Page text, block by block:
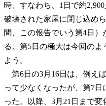
時、すなわち、1日で約
破壊された家屋に閉じ込め
間、この報告でいう第4日
る。第5日の極大は今回の
よう。
第6日の3月16日は、例え
って少なくなったが、第7
った。以降、3月21日まで